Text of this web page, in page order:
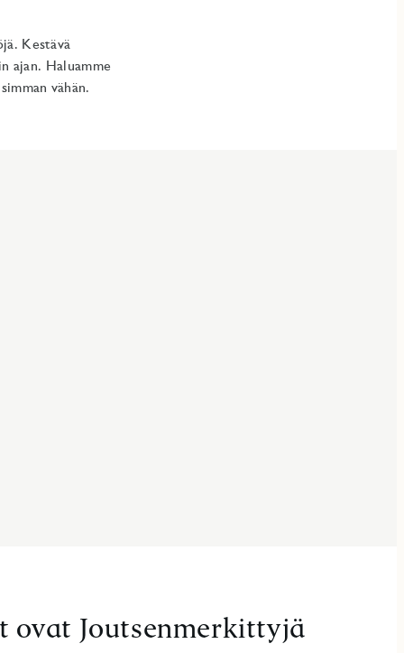
Kestävä
ajan. Haluamme
vähän.
ovat Joutsenmerkittyjä